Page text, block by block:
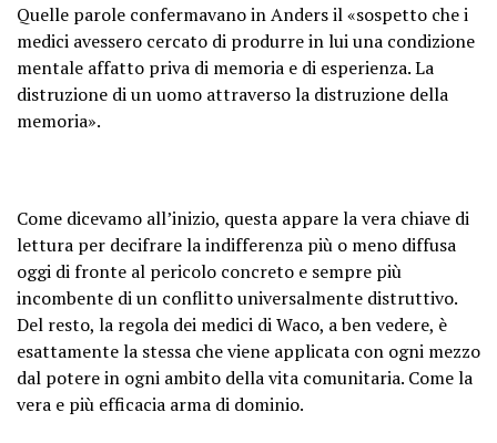
Quelle parole confermavano in Anders il «sospetto che i
medici avessero cercato di produrre in lui una condizione
mentale affatto priva di memoria e di esperienza. La
distruzione di un uomo attraverso la distruzione della
memoria».
Come dicevamo all’inizio, questa appare la vera chiave di
lettura per decifrare la indifferenza più o meno diffusa
oggi di fronte al pericolo concreto e sempre più
incombente di un conflitto universalmente distruttivo.
Del resto, la regola dei medici di Waco, a ben vedere, è
esattamente la stessa che viene applicata con ogni mezzo
dal potere in ogni ambito della vita comunitaria. Come la
vera e più efficacia arma di dominio.